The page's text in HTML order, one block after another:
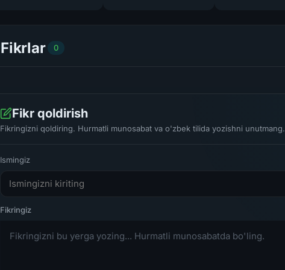
Fikrlar 0
Fikr qoldirish
Fikringizni qoldiring. Hurmatli munosabat va o'zbek tilida yozishni unutmang.
Ismingiz